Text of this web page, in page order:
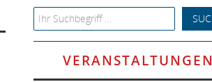
Search for:
VERANSTALTUNGEN